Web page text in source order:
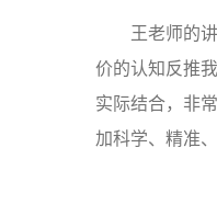
王老师的
价的认知反推
实际结合，非
加科学、精准